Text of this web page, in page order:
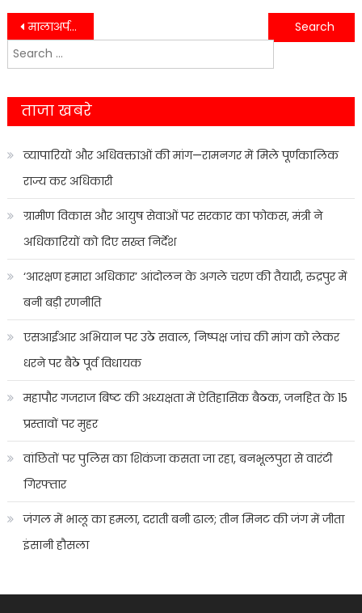
Post
navigation
मालाअर्पण कर स्वतंत्रता सेनानी पंडित राम सुमेर शुक्ला को किया याद…
सार्याधिक अंक हासिल करने वाले विद्यार्थियों को कुमाऊं विश्वविद्यालय में विज्ञान विभाग में किया गया सम्मानित….
Search
for:
ताजा खबरे
व्यापारियों और अधिवक्ताओं की मांग—रामनगर में मिले पूर्णकालिक
राज्य कर अधिकारी
ग्रामीण विकास और आयुष सेवाओं पर सरकार का फोकस, मंत्री ने
अधिकारियों को दिए सख्त निर्देश
‘आरक्षण हमारा अधिकार’ आंदोलन के अगले चरण की तैयारी, रुद्रपुर में
बनी बड़ी रणनीति
एसआईआर अभियान पर उठे सवाल, निष्पक्ष जांच की मांग को लेकर
धरने पर बैठे पूर्व विधायक
महापौर गजराज बिष्ट की अध्यक्षता में ऐतिहासिक बैठक, जनहित के 15
प्रस्तावों पर मुहर
वांछितों पर पुलिस का शिकंजा कसता जा रहा, बनभूलपुरा से वारंटी
गिरफ्तार
जंगल में भालू का हमला, दराती बनी ढाल; तीन मिनट की जंग में जीता
इंसानी हौसला